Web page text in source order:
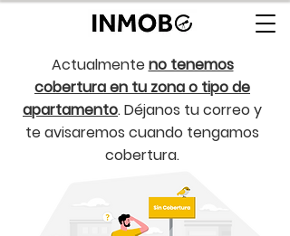
Actualmenteno tenemos
cobertura en tu zona o tipo de
apartamento. Déjanos tu correo y
te avisaremos cuando tengamos
cobertura.